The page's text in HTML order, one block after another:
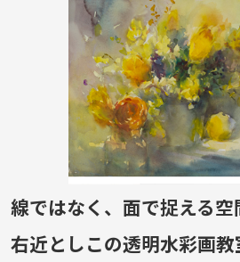
線ではなく、面で捉える空
右近としこの透明水彩画教